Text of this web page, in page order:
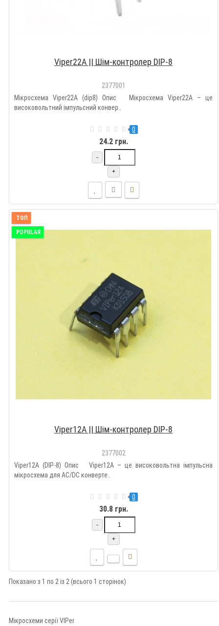
Viper22A || Шім-контролер DIP-8
2377001
Мікросхема Viper22A (dip8) Опис Мікросхема Viper22A – це
високовольтний імпульсний конвер..
0
24.2 грн.
-
+
ТОП
POPULAR
Viper12A || Шім-контролер DIP-8
2377002
Viper12A (DIP-8) Опис Viper12A – це високовольтна імпульсна
мікросхема для AC/DC конверте..
0
30.8 грн.
-
+
Показано з 1 по 2 із 2 (всього 1 сторінок)
Мікросхеми серії VIPer